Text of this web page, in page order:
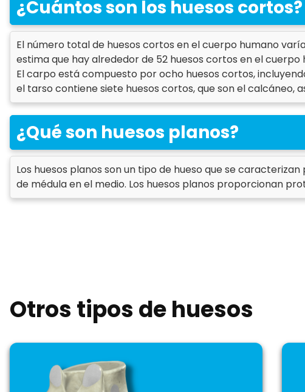
¿Cuántos son los huesos cortos?
El número total de huesos cortos en el cuerpo humano
estima que hay alrededor de 52 huesos cortos en el
El carpo está compuesto por ocho huesos cortos,
el tarso contiene siete huesos cortos, que son el calcáneo,
¿Qué son huesos planos?
Los huesos planos son un tipo de hueso que se
de médula en el medio. Los huesos planos proporcionan
Otros tipos de huesos